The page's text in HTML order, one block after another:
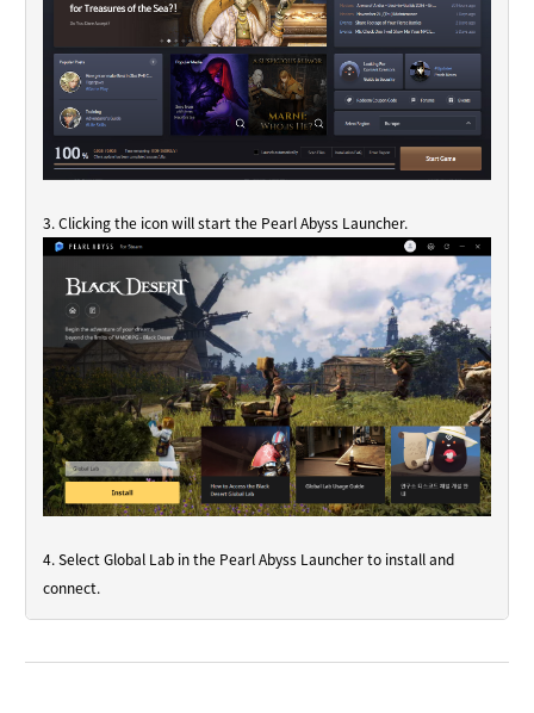
3. Clicking the icon will start the Pearl Abyss Launcher.
4. Select Global Lab in the Pearl Abyss Launcher to install and
connect.